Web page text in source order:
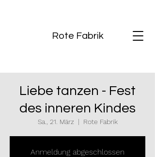
Rote Fabrik
Liebe tanzen - Fest
des inneren Kindes
Sa., 21. März
  |
Rote Fabrik
Anmeldung abgeschlossen